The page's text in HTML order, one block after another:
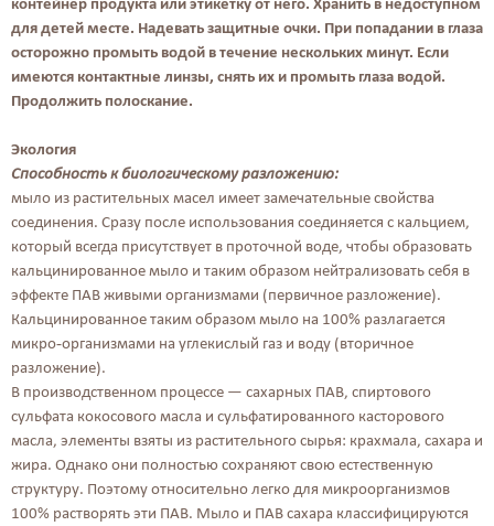
для детей месте. Надевать защитные очки. При попадании в глаза
осторожно промыть водой в течение нескольких минут. Если
имеются контактные линзы, снять их и промыть глаза водой.
Продолжить полоскание.
Экология
Способность к биологическому разложению:
мыло из растительных масел имеет замечательные свойства
соединения. Сразу после использования соединяется с кальцием,
который всегда присутствует в проточной воде, чтобы образовать
кальцинированное мыло и таким образом нейтрализовать себя в
эффекте ПАВ живыми организмами (первичное разложение).
Кальцинированное таким образом мыло на 100% разлагается
микро-организмами на углекислый газ и воду (вторичное
разложение).
В производственном процессе — сахарных ПАВ, спиртового
сульфата кокосового масла и сульфатированного касторового
масла, элементы взяты из растительного сырья: крахмала, сахара и
жира. Однако они полностью сохраняют свою естественную
структуру. Поэтому относительно легко для микроорганизмов
100% растворять эти ПАВ. Мыло и ПАВ сахара классифицируются